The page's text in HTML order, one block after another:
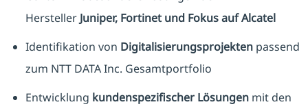
Hersteller Juniper, Fortinet und Fokus auf Alcatel
Identifikation von Digitalisierungsprojekten passend
zum NTT DATA Inc. Gesamtportfolio
Entwicklung kundenspezifischer Lösungen mit den